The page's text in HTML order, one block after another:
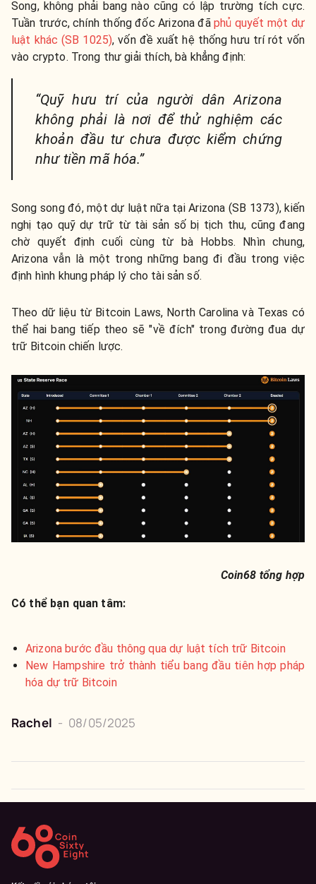
Song, không phải bang nào cũng có lập trường tích cực.
Tuần trước, chính thống đốc Arizona đãphủ quyết một dự
luật khác (SB 1025), vốn đề xuất hệ thống hưu trí rót vốn
vào crypto. Trong thư giải thích, bà khẳng định:
“Quỹ hưu trí của người dân Arizona
không phải là nơi để thử nghiệm các
khoản đầu tư chưa được kiểm chứng
như tiền mã hóa.”
Song song đó, một dự luật nữa tại Arizona (SB 1373), kiến
nghị tạo quỹ dự trữ từ tài sản số bị tịch thu, cũng đang
chờ quyết định cuối cùng từ bà Hobbs. Nhìn chung,
Arizona vẫn là một trong những bang đi đầu trong việc
định hình khung pháp lý cho tài sản số.
Theo dữ liệu từ Bitcoin Laws, North Carolina và Texas có
thể hai bang tiếp theo sẽ "về đích" trong đường đua dự
trữ Bitcoin chiến lược.
Coin68 tổng hợp
Có thể bạn quan tâm:
Arizona bước đầu thông qua dự luật tích trữ Bitcoin
New Hampshire trở thành tiểu bang đầu tiên hợp pháp
hóa dự trữ Bitcoin
Rachel - 08/05/2025